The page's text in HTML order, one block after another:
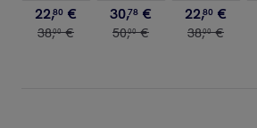
22,80 €
38,00 €
30,78 €
50,00 €
22,80 €
38,00 €